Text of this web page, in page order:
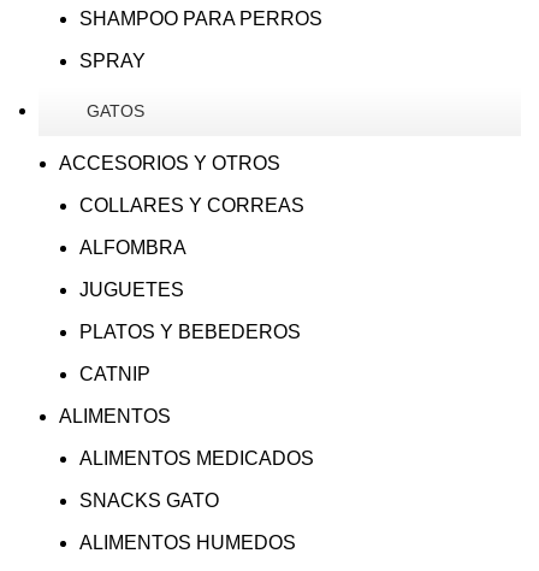
SHAMPOO PARA PERROS
SPRAY
GATOS
ACCESORIOS Y OTROS
COLLARES Y CORREAS
ALFOMBRA
JUGUETES
PLATOS Y BEBEDEROS
CATNIP
ALIMENTOS
ALIMENTOS MEDICADOS
SNACKS GATO
ALIMENTOS HUMEDOS